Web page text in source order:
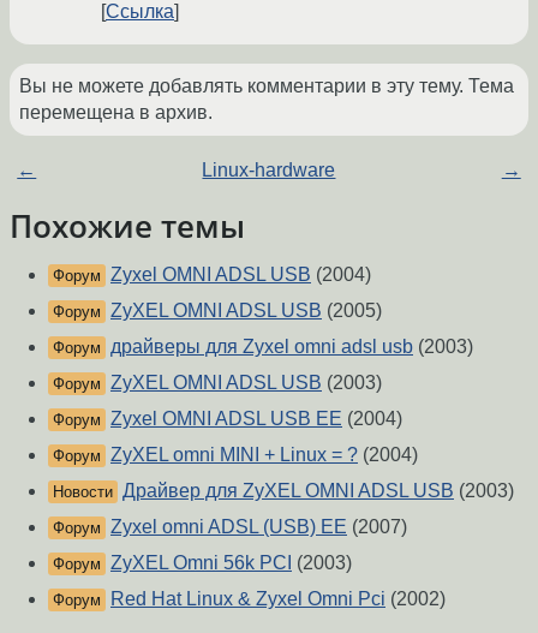
Ссылка
Вы не можете добавлять комментарии в эту тему. Тема
перемещена в архив.
← Linux-hardware →
Похожие темы
Форум Zyxel OMNI ADSL USB (2004)
Форум ZyXEL OMNI ADSL USB (2005)
Форум драйверы для Zyxel omni adsl usb (2003)
Форум ZyXEL OMNI ADSL USB (2003)
Форум Zyxel OMNI ADSL USB EE (2004)
Форум ZyXEL omni MINI + Linux = ? (2004)
Новости Драйвер для ZyXEL OMNI ADSL USB (2003)
Форум Zyxel omni ADSL (USB) EE (2007)
Форум ZyXEL Omni 56k PCI (2003)
Форум Red Hat Linux & Zyxel Omni Pci (2002)